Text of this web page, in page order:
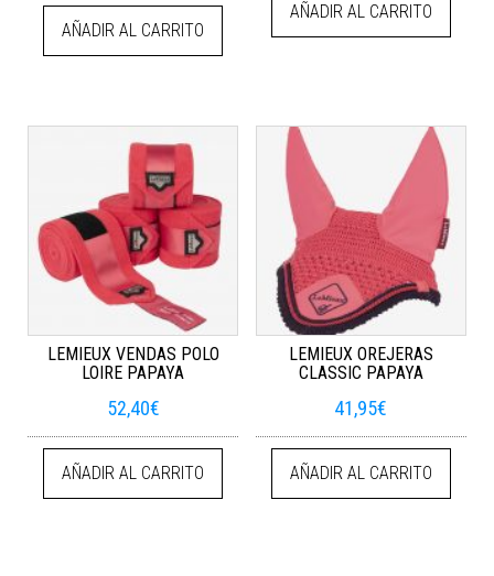
AÑADIR AL CARRITO
AÑADIR AL CARRITO
LEMIEUX VENDAS POLO
LOIRE PAPAYA
52,40€
AÑADIR AL CARRITO
LEMIEUX OREJERAS
CLASSIC PAPAYA
41,95€
AÑADIR AL CARRITO